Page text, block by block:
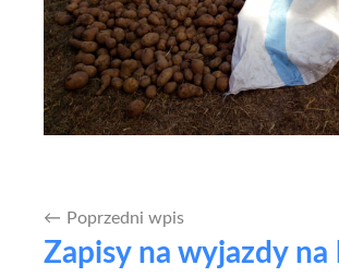
Nawigacja
wpisu
Poprzedni wpis
Zapisy na wyjazdy na